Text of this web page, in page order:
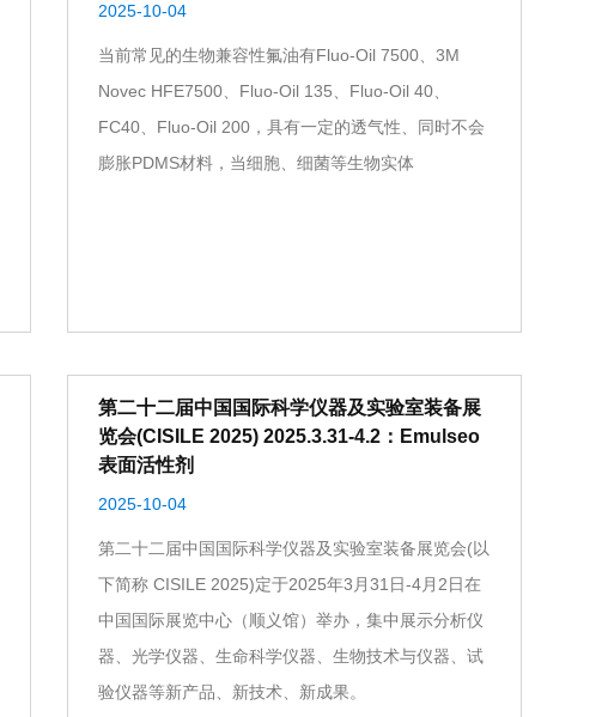
2025-10-04
当前常见的生物兼容性氟油有Fluo-Oil 7500、3M
Novec HFE7500、Fluo-Oil 135、Fluo-Oil 40、
FC40、Fluo-Oil 200，具有一定的透气性、同时不会
膨胀PDMS材料，当细胞、细菌等生物实体
第二十二届中国国际科学仪器及实验室装备展
览会(CISILE 2025) 2025.3.31-4.2：Emulseo
表面活性剂
2025-10-04
第二十二届中国国际科学仪器及实验室装备展览会(以
下简称 CISILE 2025)定于2025年3月31日-4月2日在
中国国际展览中心（顺义馆）举办，集中展示分析仪
器、光学仪器、生命科学仪器、生物技术与仪器、试
验仪器等新产品、新技术、新成果。